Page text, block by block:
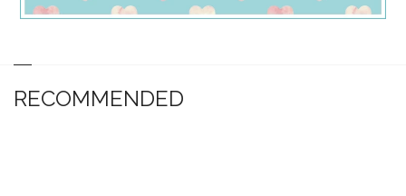
RECOMMENDED